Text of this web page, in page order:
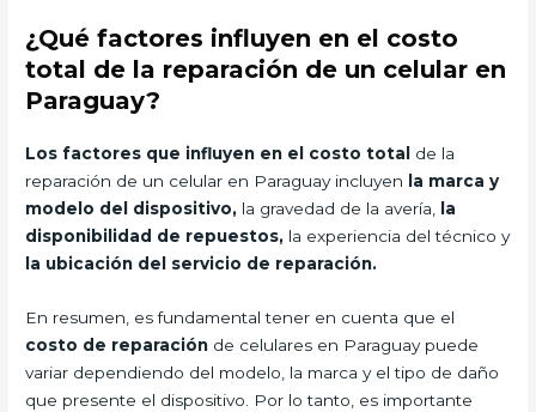
¿Qué factores influyen en el costo
total de la reparación de un celular en
Paraguay?
Los factores que influyen en el costo total
de la
reparación de un celular en Paraguay incluyen
la marca y
modelo del dispositivo, la gravedad de la avería,
la
disponibilidad de repuestos, la experiencia del técnico y
la ubicación del servicio de reparación.
En resumen, es fundamental tener en cuenta que el
costo de reparación de celulares en Paraguay puede
variar dependiendo del modelo, la marca y el tipo de daño
que presente el dispositivo. Por lo tanto, es importante